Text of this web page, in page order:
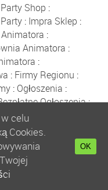
Party Shop :
Party : Impra Sklep :
:
Animatora :
:
: Firmy Regionu :
: Ogłoszenia :
Ogłoszenia:
:
:sklep animatora
Ogłoszenia
:
:Rumia
celu
Cookies.
OK